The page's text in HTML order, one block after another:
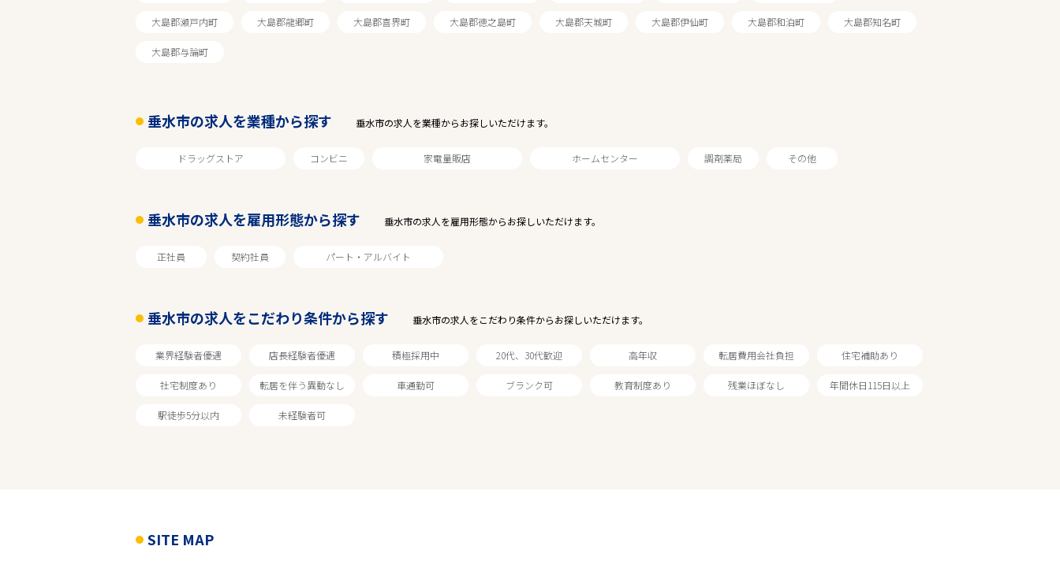
エリアで探す 駅から探す
垂水市
家電量販店
フリーワード
大島郡瀬戸内町 大島郡龍郷町 大島郡喜界町 大島郡徳之島町 大島郡天城町 大島郡伊仙町 大島郡和泊町 大島郡知名町
大島郡与論町
垂水市の求人を業種から探す 垂水市の求人を業種からお探しいただけます。
ドラッグストア コンビニ 家電量販店 ホームセンター 調剤薬局 その他
垂水市の求人を雇用形態から探す 垂水市の求人を雇用形態からお探しいただけます。
正社員 契約社員 パート・アルバイト
垂水市の求人をこだわり条件から探す 垂水市の求人をこだわり条件からお探しいただけます。
業界経験者優遇 店長経験者優遇 積極採用中 20代、30代歓迎 高年収 転居費用会社負担 住宅補助あり
社宅制度あり 転居を伴う異動なし 車通勤可 ブランク可 教育制度あり 残業ほぼなし 年間休日115日以上
駅徒歩5分以内 未経験者可
SITE MAP